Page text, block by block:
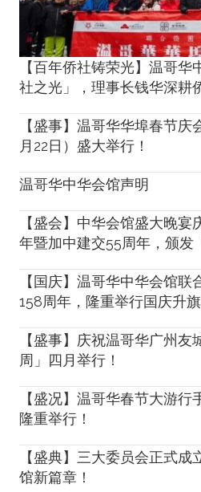
【百年侨社铸荣光】温哥
社之光」，理事长钱华深耕
【盛事】温哥华华埠春节庆
月22日）盛大举行！
温哥华中华会馆声明
【盛会】中华会馆盛大晚宴
年暨加中建交55周年，颁发
【国庆】温哥华中华会馆联
158周年，隆重举行国庆升旗
【盛事】庆祝温哥华广州
周」四月举行！
【盛况】温哥华春节大游
隆重举行！
【盛典】三大委员会正式
馆新篇章！